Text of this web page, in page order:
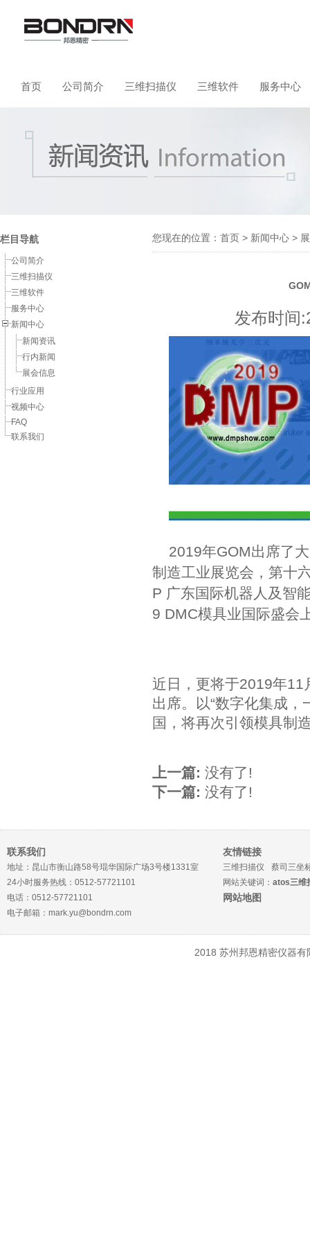
首页 公司简介 三维扫描仪 三维软件 服务中心
栏目导航
公司简介
三维扫描仪
三维软件
服务中心
新闻中心
新闻资讯
行内新闻
展会信息
行业应用
视频中心
FAQ
联系我们
您现在的位置： 首页 > 新闻中心 >
发布时
2019年GOM出席了
制造工业展览会，第十
P 广东国际机器人及智
9 DMC模具业国际盛会
近日，更将于2019年11
出席。以“数字化集成
国，将再次引领模具制
上一篇: 没有了!
下一篇: 没有了!
联系我们
地址：昆山市衡山路58号琨华国际广场3号楼1331室
24小时服务热线：0512-57721101
电话：0512-57721101
电子邮箱：mark.yu@bondrn.com
友情链接
三维扫描仪
蔡司三坐
网站关键词： atos三维
网站地图
2018 苏州邦恩精密仪器